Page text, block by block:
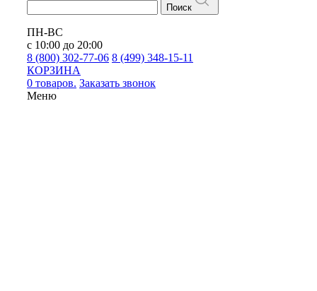
Поиск
ПН-ВС
с 10:00 до 20:00
8 (800) 302-77-06 8 (499) 348-15-11
КОРЗИНА
0 товаров. Заказать звонок
Меню